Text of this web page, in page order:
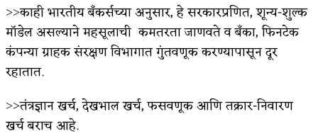
˃˃काही भारतीय बँकर्सच्या अनुसार, हे सरकारप्रणित, शून्य-शुल्क
मॉडेल असल्याने महसूलाची कमतरता जाणवते व बँका, फिनटेक
कंपन्या ग्राहक संरक्षण विभागात गुंतवणूक करण्यापासून दूर
रहातात.
˃˃तंत्रज्ञान खर्च, देखभाल खर्च, फसवणूक आणि तक्रार-निवारण
खर्च बराच आहे.